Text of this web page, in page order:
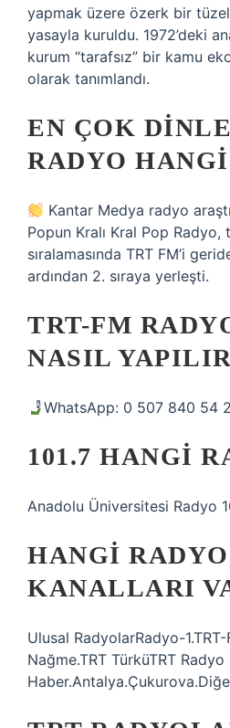
yapmak üzere özerk bir
yasayla kuruldu. 1972’deki
kurum “tarafsız” bir kamu
olarak tanımlandı.
EN ÇOK
RADYO
Kantar Medya radyo
Popun Kralı Kral Pop
sıralamasında TRT FM’i
ardından 2. sıraya yerleşti.
TRT-FM
NASIL
WhatsApp: 0 507 840 54
101.7 HANGI
Anadolu Üniversitesi Radyo
HANGI RADYO
KANALLARI
Ulusal RadyolarRadyo-
Nağme.TRT TürküTRT Radyo